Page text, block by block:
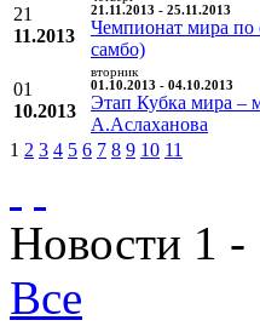
21
11.2013
21.11.2013 - 25.11.2013
Чемпионат мира
самбо)
01
10.2013
вторник
01.10.2013 - 04.10.2013
Этап Кубка мира –
А.Аслаханова
1 2 3 4 5 6 7 8 9 10 11
Новости 1 -
Все